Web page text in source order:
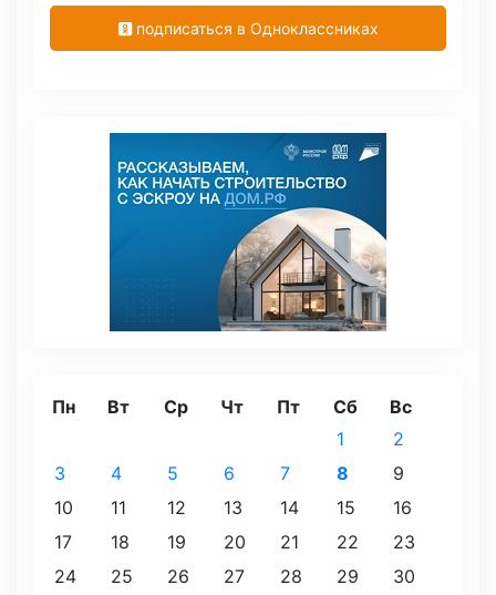
подписаться в Одноклассниках
Пн Вт Ср Чт Пт Сб Вс
1
2
3
4 5 6 7 8
9
10
11 12 13 14 15
16
17
18 19 20 21 22
23
24
25 26 27 28 29
30